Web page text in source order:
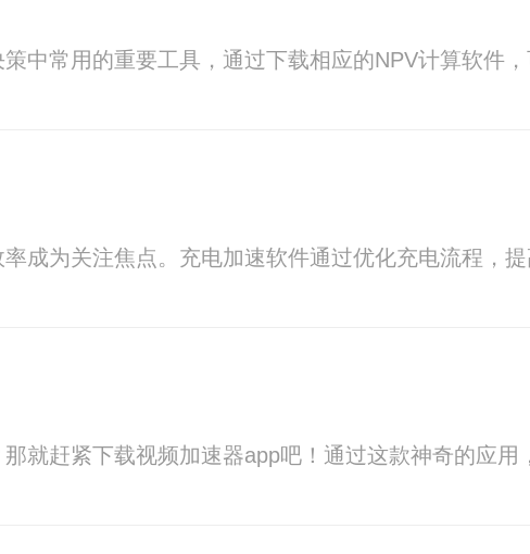
中常用的重要工具，通过下载相应的NPV计算软件
成为关注焦点。充电加速软件通过优化充电流程，
就赶紧下载视频加速器app吧！通过这款神奇的应